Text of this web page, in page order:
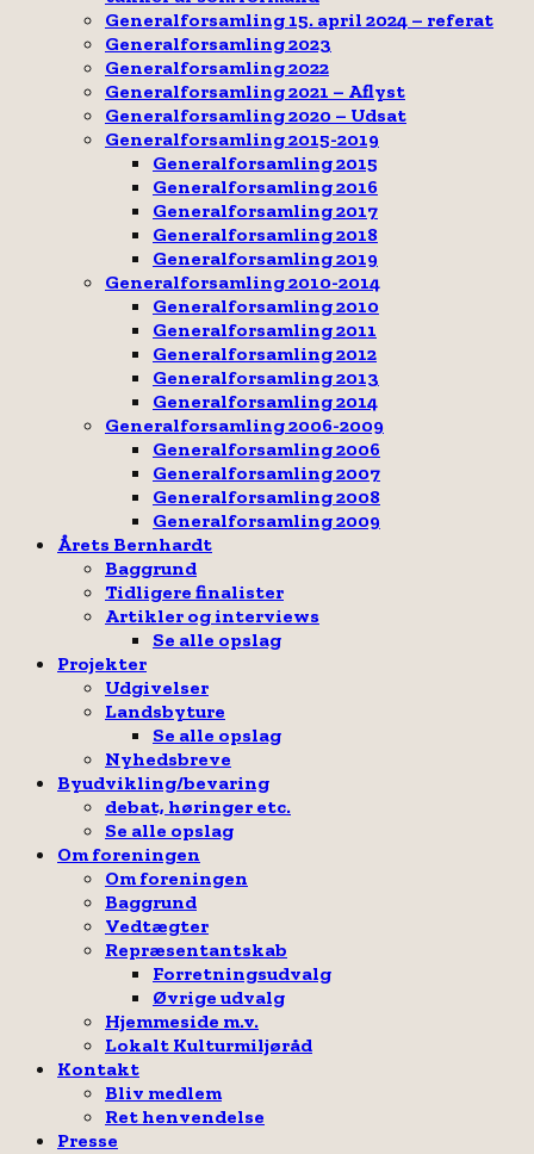
Generalforsamling 15. april 2024 – referat
Generalforsamling 2023
Generalforsamling 2022
Generalforsamling 2021 – Aflyst
Generalforsamling 2020 – Udsat
Generalforsamling 2015-2019
Generalforsamling 2015
Generalforsamling 2016
Generalforsamling 2017
Generalforsamling 2018
Generalforsamling 2019
Generalforsamling 2010-2014
Generalforsamling 2010
Generalforsamling 2011
Generalforsamling 2012
Generalforsamling 2013
Generalforsamling 2014
Generalforsamling 2006-2009
Generalforsamling 2006
Generalforsamling 2007
Generalforsamling 2008
Generalforsamling 2009
Årets Bernhardt
Baggrund
Tidligere finalister
Artikler og interviews
Se alle opslag
Projekter
Udgivelser
Landsbyture
Se alle opslag
Nyhedsbreve
Byudvikling/bevaring
debat, høringer etc.
Se alle opslag
Om foreningen
Om foreningen
Baggrund
Vedtægter
Repræsentantskab
Forretningsudvalg
Øvrige udvalg
Hjemmeside m.v.
Lokalt Kulturmiljøråd
Kontakt
Bliv medlem
Ret henvendelse
Presse